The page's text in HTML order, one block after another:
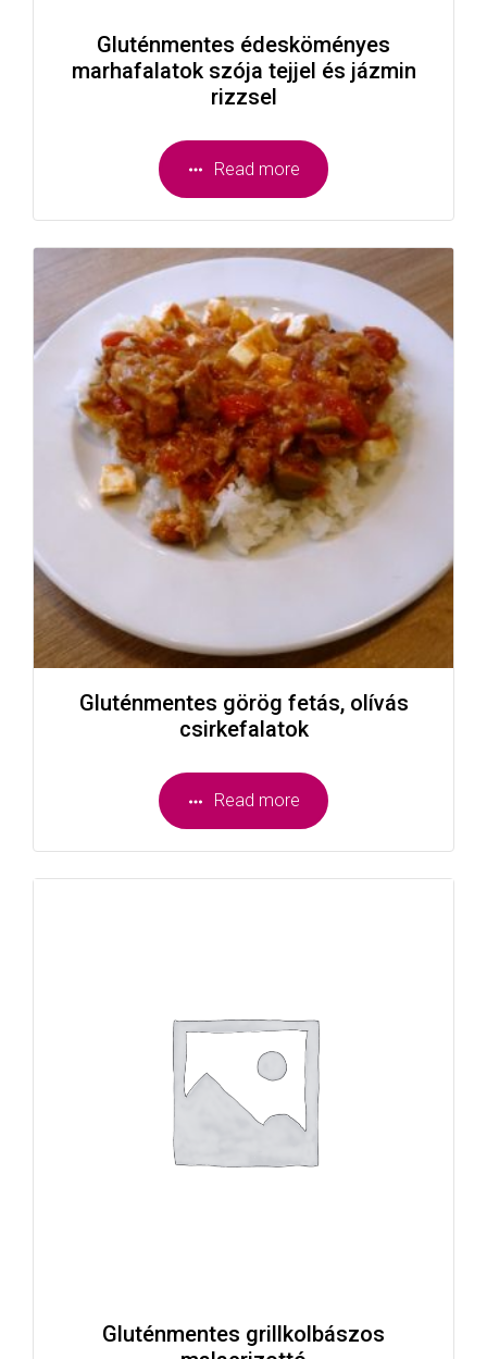
Gluténmentes édesköményes
marhafalatok szója tejjel és jázmin
rizzsel
Read more
Gluténmentes görög fetás, olívás
csirkefalatok
Read more
Gluténmentes grillkolbászos